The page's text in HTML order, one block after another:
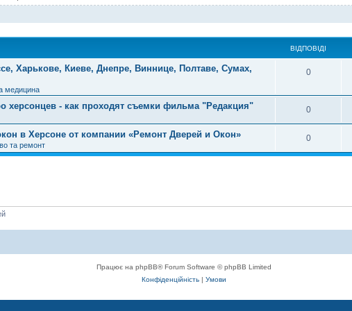
ВІДПОВІДІ
Харькове, Киеве, Днепре, Виннице, Полтаве, Сумах,
медицина
0
херсонцев - как проходят съемки фильма "Редакция" 0
в Херсоне от компании «Ремонт Дверей и Окон»
та ремонт
0
Працює на phpBB® Forum Software © phpBB Limited
Конфіденційність | Умови